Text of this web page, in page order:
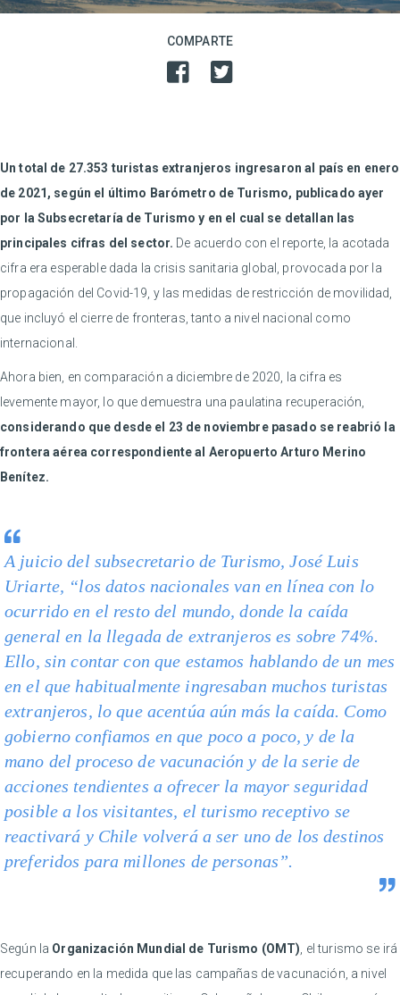
COMPARTE
Un total de 27.353 turistas extranjeros ingresaron al país en enero
de 2021, según el último Barómetro de Turismo, publicado ayer
por la Subsecretaría de Turismo y en el cual se detallan las
principales cifras del sector. De acuerdo con el reporte, la acotada
cifra era esperable dada la crisis sanitaria global, provocada por la
propagación del Covid-19, y las medidas de restricción de movilidad,
que incluyó el cierre de fronteras, tanto a nivel nacional como
internacional.
Ahora bien, en comparación a diciembre de 2020, la cifra es
levemente mayor, lo que demuestra una paulatina recuperación,
considerando que desde el 23 de noviembre pasado se reabrió la
frontera aérea correspondiente al Aeropuerto Arturo Merino
Benítez.
A juicio del subsecretario de Turismo, José Luis
Uriarte, “los datos nacionales van en línea con lo
ocurrido en el resto del mundo, donde la caída
general en la llegada de extranjeros es sobre 74%.
Ello, sin contar con que estamos hablando de un mes
en el que habitualmente ingresaban muchos turistas
extranjeros, lo que acentúa aún más la caída. Como
gobierno confiamos en que poco a poco, y de la
mano del proceso de vacunación y de la serie de
acciones tendientes a ofrecer la mayor seguridad
posible a los visitantes, el turismo receptivo se
reactivará y Chile volverá a ser uno de los destinos
preferidos para millones de personas”.
Según la Organización Mundial de Turismo (OMT) , el turismo se irá
recuperando en la medida que las campañas de vacunación, a nivel